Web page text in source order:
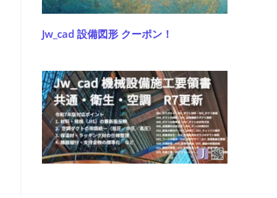
Jw_cad 設備図形 クーポン！